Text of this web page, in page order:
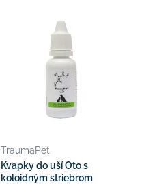
TraumaPet
Kvapky do uší Oto s
koloidným striebrom